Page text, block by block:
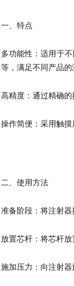
一、特点
多功能性：适用于
等，满足不同产品
高精度：通过精确
操作简便：采用触
二、使用方法
准备阶段：将注射
放置芯杆：将芯杆
施加压力：向注射